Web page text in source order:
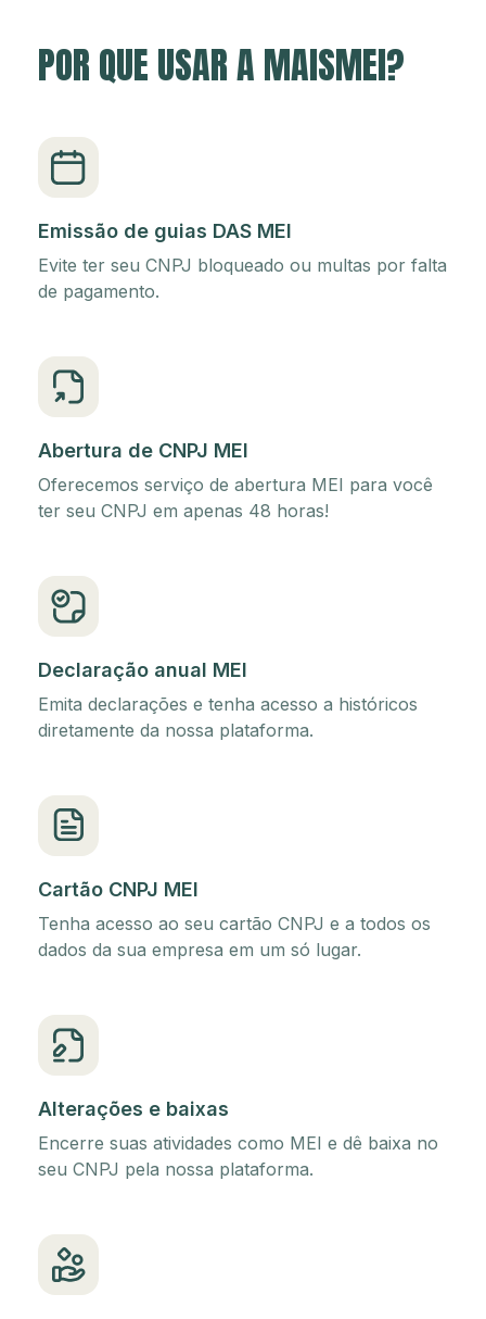
POR QUE USAR A MAISMEI?
Emissão de guias DAS MEI
Evite ter seu CNPJ bloqueado ou multas por falta
de pagamento.
Abertura de CNPJ MEI
Oferecemos serviço de abertura MEI para você
ter seu CNPJ em apenas 48 horas!
Declaração anual MEI
Emita declarações e tenha acesso a históricos
diretamente da nossa plataforma.
Cartão CNPJ MEI
Tenha acesso ao seu cartão CNPJ e a todos os
dados da sua empresa em um só lugar.
Alterações e baixas
Encerre suas atividades como MEI e dê baixa no
seu CNPJ pela nossa plataforma.